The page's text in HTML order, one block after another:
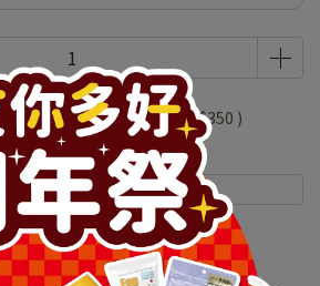
抵紅利70000點 (約等於NT$350 )
規格說明